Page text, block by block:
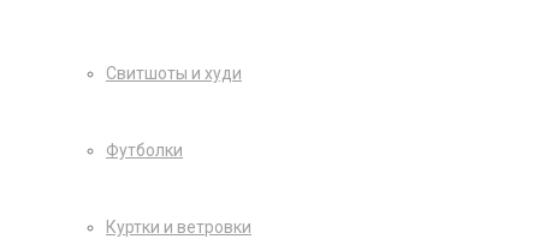
Свитшоты и худи
Футболки
Куртки и ветровки